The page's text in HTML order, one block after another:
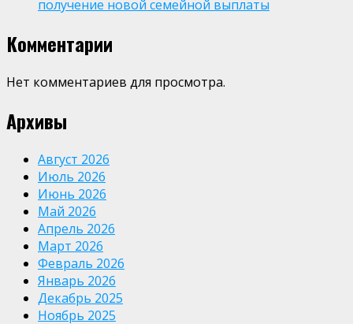
получение новой семейной выплаты
Комментарии
Нет комментариев для просмотра.
Архивы
Август 2026
Июль 2026
Июнь 2026
Май 2026
Апрель 2026
Март 2026
Февраль 2026
Январь 2026
Декабрь 2025
Ноябрь 2025